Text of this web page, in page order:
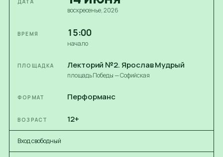
воскресенье, 2026
ВРЕМЯ 15:00
начало
ПЛОЩАДКА Лекторий №2. Ярослав Мудрый
площадь Победы — Софийская
ФОРМАТ Перформанс
ВОЗРАСТ 12+
Вход свободный